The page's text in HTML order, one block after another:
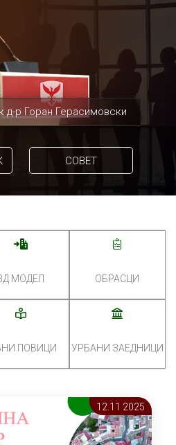
д-р Горан Герасимовски
СОВЕТ
МОДЕЛ ОБРАСЦИ
ПОВИЦИ УРБАНИ ЗАЕДНИЦИ
12.11 2025